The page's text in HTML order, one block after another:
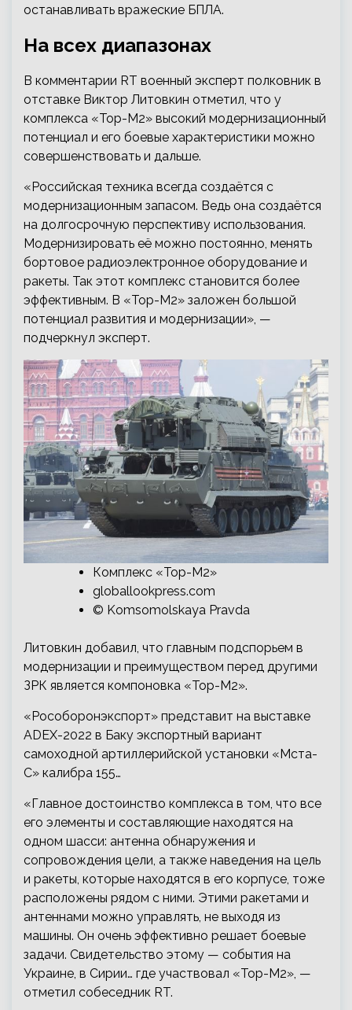
останавливать вражеские БПЛА.
На всех диапазонах
В комментарии RT военный эксперт полковник в
отставке Виктор Литовкин отметил, что у
комплекса «Тор-М2» высокий модернизационный
потенциал и его боевые характеристики можно
совершенствовать и дальше.
«Российская техника всегда создаётся с
модернизационным запасом. Ведь она создаётся
на долгосрочную перспективу использования.
Модернизировать её можно постоянно, менять
бортовое радиоэлектронное оборудование и
ракеты. Так этот комплекс становится более
эффективным. В «Тор-М2» заложен большой
потенциал развития и модернизации», —
подчеркнул эксперт.
Комплекс «Тор-М2»
globallookpress.com
© Komsomolskaya Pravda
Литовкин добавил, что главным подспорьем в
модернизации и преимуществом перед другими
ЗРК является компоновка «Тор-М2».
«Рособоронэкспорт» представит на выставке
ADEX-2022 в Баку экспортный вариант
самоходной артиллерийской установки «Мста-
С» калибра 155…
«Главное достоинство комплекса в том, что все
его элементы и составляющие находятся на
одном шасси: антенна обнаружения и
сопровождения цели, а также наведения на цель
и ракеты, которые находятся в его корпусе, тоже
расположены рядом с ними. Этими ракетами и
антеннами можно управлять, не выходя из
машины. Он очень эффективно решает боевые
задачи. Свидетельство этому — события на
Украине, в Сирии… где участвовал «Тор-М2», —
отметил собеседник RT.